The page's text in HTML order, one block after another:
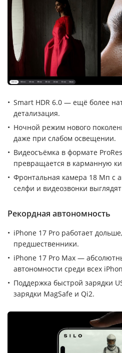
Smart HDR 6.0 — ещё более
детализация.
Ночной режим нового
даже при слабом освещении.
Видеосъёмка в формате
превращается в карманную
Фронтальная камера 18 Мп с
селфи и видеозвонки
Рекордная автономность
iPhone 17 Pro работает
предшественники.
iPhone 17 Pro Max —
автономности среди всех
Поддержка быстрой зарядки
зарядки MagSafe и Qi2.